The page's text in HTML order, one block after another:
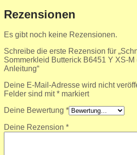
Rezensionen
Es gibt noch keine Rezensionen.
Schreibe die erste Rezension für
Sommerkleid Butterick B6451 Y XS-M
Anleitung“
Deine E-Mail-Adresse wird nicht
Felder sind mit* markiert
Deine Bewertung *
Deine Rezension *